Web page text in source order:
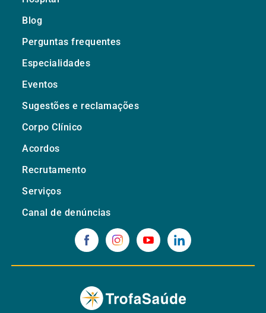
Blog
Perguntas frequentes
Especialidades
Eventos
Sugestões e reclamações
Corpo Clínico
Acordos
Recrutamento
Serviços
Canal de denúncias